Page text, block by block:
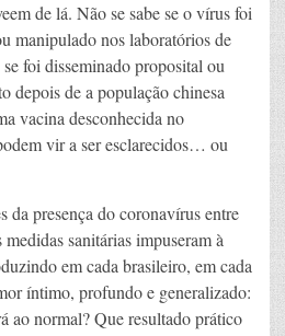
de lá. Não se sabe se o vírus foi
manipulado nos laboratórios de
foi disseminado proposital ou
depois de a população chinesa
vacina desconhecida no
vir a ser esclarecidos… ou
da presença do coronavírus entre
sanitárias impuseram à
em cada brasileiro, em cada
íntimo, profundo e generalizado:
ao normal? Que resultado prático